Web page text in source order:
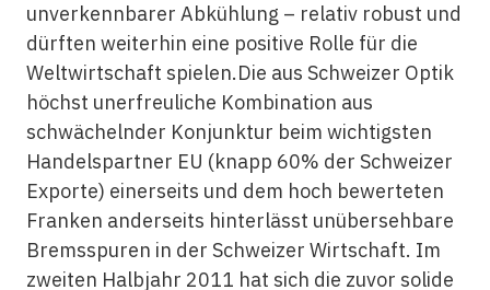
unverkennbarer Abkühlung – relativ robust und
dürften weiterhin eine positive Rolle für die
Weltwirtschaft spielen.Die aus Schweizer Optik
höchst unerfreuliche Kombination aus
schwächelnder Konjunktur beim wichtigsten
Handelspartner EU (knapp 60% der Schweizer
Exporte) einerseits und dem hoch bewerteten
Franken anderseits hinterlässt unübersehbare
Bremsspuren in der Schweizer Wirtschaft. Im
zweiten Halbjahr 2011 hat sich die zuvor solide